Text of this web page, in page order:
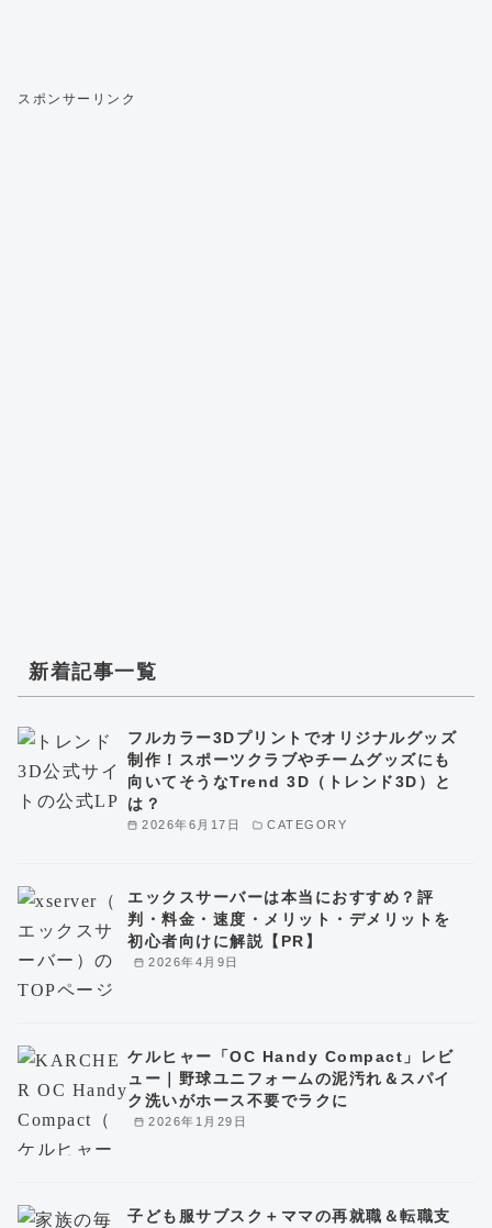
スポンサーリンク
新着記事一覧
2026年6月17日 CATEGORY
フルカラー3Dプリントでオリジナルグッズ
制作！スポーツクラブやチームグッズにも
向いてそうなTrend 3D（トレンド3D）と
は？
2026年4月9日
エックスサーバーは本当におすすめ？評
判・料金・速度・メリット・デメリットを
初心者向けに解説【PR】
2026年1月29日
ケルヒャー「OC Handy Compact」レビ
ュー｜野球ユニフォームの泥汚れ＆スパイ
ク洗いがホース不要でラクに
子ども服サブスク＋ママの再就職＆転職支